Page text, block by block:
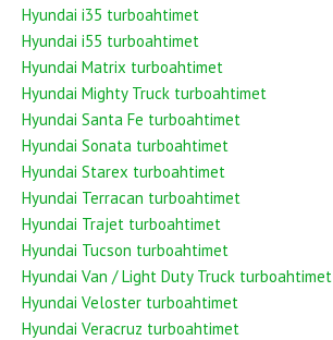
Hyundai i35 turboahtimet
Hyundai i55 turboahtimet
Hyundai Matrix turboahtimet
Hyundai Mighty Truck turboahtimet
Hyundai Santa Fe turboahtimet
Hyundai Sonata turboahtimet
Hyundai Starex turboahtimet
Hyundai Terracan turboahtimet
Hyundai Trajet turboahtimet
Hyundai Tucson turboahtimet
Hyundai Van / Light Duty Truck turboahtimet
Hyundai Veloster turboahtimet
Hyundai Veracruz turboahtimet